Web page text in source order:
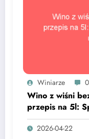
Winiarze 0
Wino z wiśni
przepis na 5l:
sekret udanego
2026-04-22